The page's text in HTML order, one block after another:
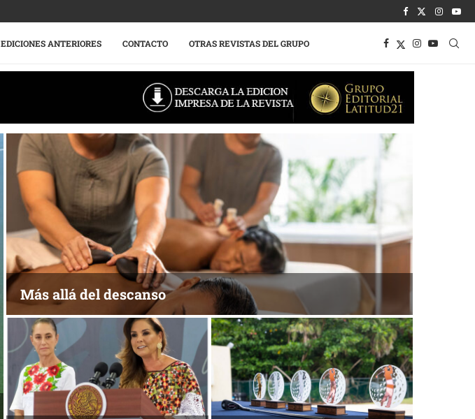
EDICIONES ANTERIORES CONTACTO OTRAS REVISTAS DEL GRUPO
Más allá del descanso